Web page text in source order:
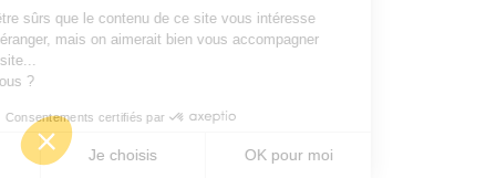
d'être sûrs que le contenu de ce site vous intéresse
déranger, mais on aimerait bien vous accompagner
visite...
vous ?
Consentements certifiés par
Je choisis OK pour moi